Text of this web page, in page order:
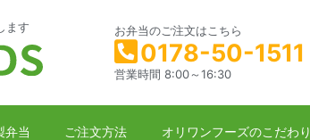
ます お弁当のご注文はこちら
0178-50-1511
営業時間 8:00～16:30
弁当 ご注文方法 オリワンフーズのこだわり